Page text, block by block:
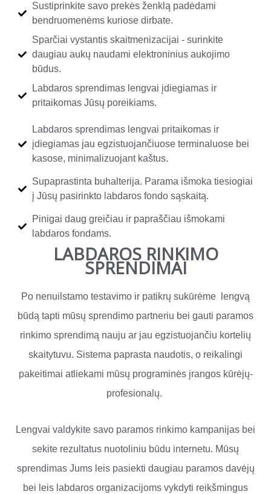
Sustiprinkite savo prekės ženklą padėdami
bendruomenėms kuriose dirbate.
Sparčiai vystantis skaitmenizacijai - surinkite
daugiau aukų naudami elektroninius aukojimo
būdus.
Labdaros sprendimas lengvai įdiegiamas ir
pritaikomas Jūsų poreikiams.
Labdaros sprendimas lengvai pritaikomas ir
įdiegiamas jau egzistuojančiuose terminaluose bei
kasose, minimalizuojant kaštus.
Supaprastinta buhalterija. Parama išmoka tiesiogiai
į Jūsų pasirinkto labdaros fondo sąskaitą.
Pinigai daug greičiau ir papraščiau išmokami
labdaros fondams.
LABDAROS RINKIMO
SPRENDIMAI
Po nenuilstamo testavimo ir patikrų sukūrėme lengvą
būdą tapti mūsų sprendimo partneriu bei gauti paramos
rinkimo sprendimą nauju ar jau egzistuojančiu kortelių
skaitytuvu. Sistema paprasta naudotis, o reikalingi
pakeitimai atliekami mūsų programinės įrangos kūrėjų-
profesionalų.
Lengvai valdykite savo paramos rinkimo kampanijas bei
sekite rezultatus nuotoliniu būdu internetu. Mūsų
sprendimas Jums leis pasiekti daugiau paramos davėjų
bei leis labdaros organizacijoms vykdyti reikšmingus